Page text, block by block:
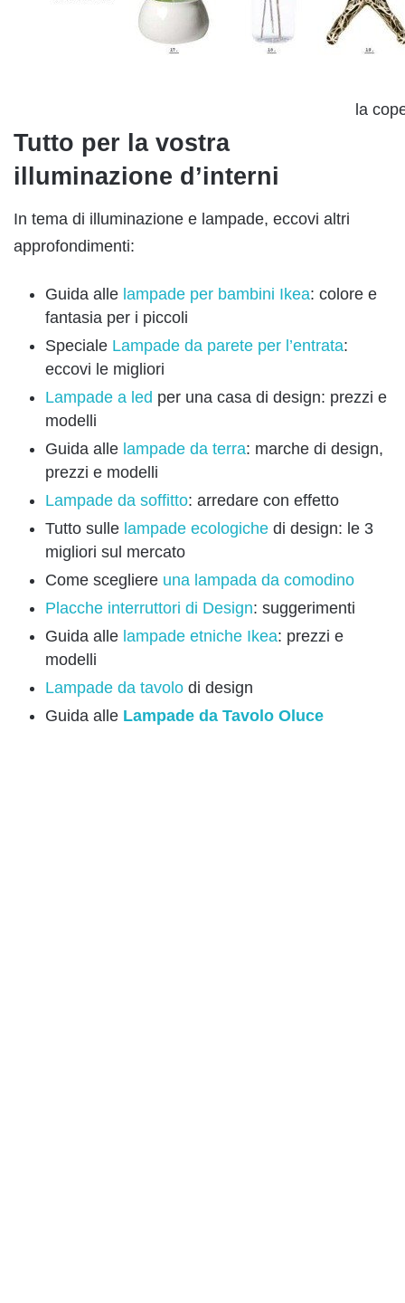
la
Tutto per la vostra
illuminazione d’interni
In tema di illuminazione e lampade, eccovi altri
approfondimenti:
Guida alle lampade per bambini Ikea: colore e
fantasia per i piccoli
Speciale Lampade da parete per l’entrata:
eccovi le migliori
Lampade a led per una casa di design: prezzi e
modelli
Guida alle lampade da terra: marche di design,
prezzi e modelli
Lampade da soffitto: arredare con effetto
Tutto sulle lampade ecologiche di design: le 3
migliori sul mercato
Come scegliere una lampada da comodino
Placche interruttori di Design: suggerimenti
Guida alle lampade etniche Ikea: prezzi e
modelli
Lampade da tavolo di design
Guida alle Lampade da Tavolo Oluce